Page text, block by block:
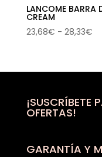
LANCOME BARRA
CREAM
23,68€ - 28,33€
¡SUSCRÍBETE
OFERTAS!
GARANTÍA Y